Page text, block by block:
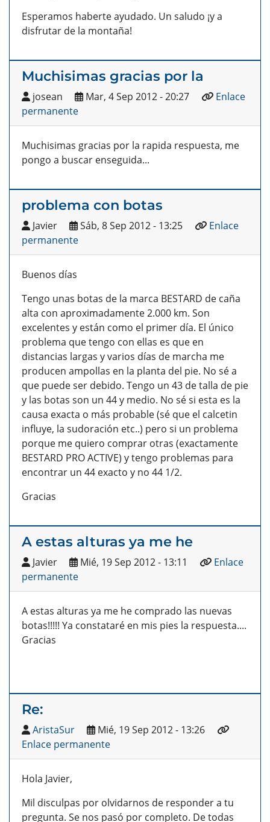
Esperamos haberte ayudado. Un saludo ¡y a
disfrutar de la montaña!
Muchisimas gracias por la
josean Mar, 4 Sep 2012 - 20:27
Enlace
permanente
Muchisimas gracias por la rapida respuesta, me
pongo a buscar enseguida...
problema con botas
Javier Sáb, 8 Sep 2012 - 13:25
Enlace
permanente
Buenos días
Tengo unas botas de la marca BESTARD de caña
alta con aproximadamente 2.000 km. Son
excelentes y están como el primer día. El único
problema que tengo con ellas es que en
distancias largas y varios días de marcha me
producen ampollas en la planta del pie. No sé a
que puede ser debido. Tengo un 43 de talla de pie
y las botas son un 44 y medio. No sé si esta es la
causa exacta o más probable (sé que el calcetin
influye, la sudoración etc..) pero si un problema
porque me quiero comprar otras (exactamente
BESTARD PRO ACTIVE) y tengo problemas para
encontrar un 44 exacto y no 44 1/2.
Gracias
A estas alturas ya me he
Javier Mié, 19 Sep 2012 - 13:11
Enlace
permanente
A estas alturas ya me he comprado las nuevas
botas!!!!! Ya constataré en mis pies la respuesta....
Gracias
Re:
AristaSur
Mié, 19 Sep 2012 - 13:26
Enlace permanente
Hola Javier,
Mil disculpas por olvidarnos de responder a tu
pregunta. Se nos pasó por completo. De todas